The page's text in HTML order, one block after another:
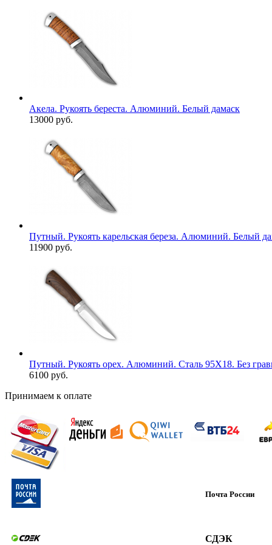
Акела. Рукоять береста. Алюминий. Белый дамаск
13000 руб.
Путный. Рукоять карельская береза. Алюминий. Белый
11900 руб.
Путный. Рукоять орех. Алюминий. Сталь 95Х18. Без
6100 руб.
Принимаем к оплате
Почта России
СДЭК